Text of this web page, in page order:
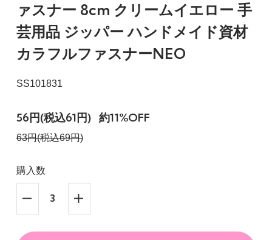
ァスナー 8cm クリームイエロー 手
芸用品 ジッパー ハンドメイド資材
カラフルファスナーNEO
SS101831
56円(税込61円) 約11%OFF
63円(税込69円)
購入数